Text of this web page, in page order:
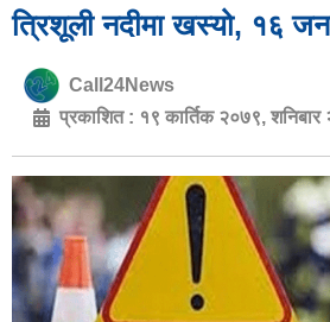
त्रिशूली नदीमा खस्यो, १६
Call24News
प्रकाशित : १९ कार्तिक २०७९,